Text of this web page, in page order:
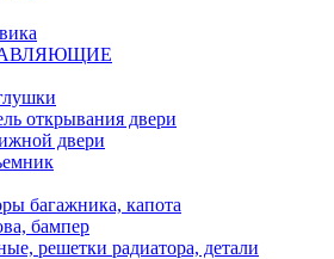
открывания двери
двери
багажника, капота
бампер
решетки радиатора, детали